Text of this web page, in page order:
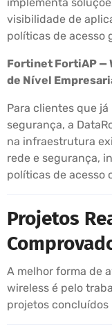
implementa
visibilidade de
políticas de acesso
Fortinet FortiAP —
de Nível
Para clientes que
segurança, a
na infraestrutura
rede e segurança,
políticas de acesso
Projetos
A melhor forma de
wireless é pelo
projetos concluídos